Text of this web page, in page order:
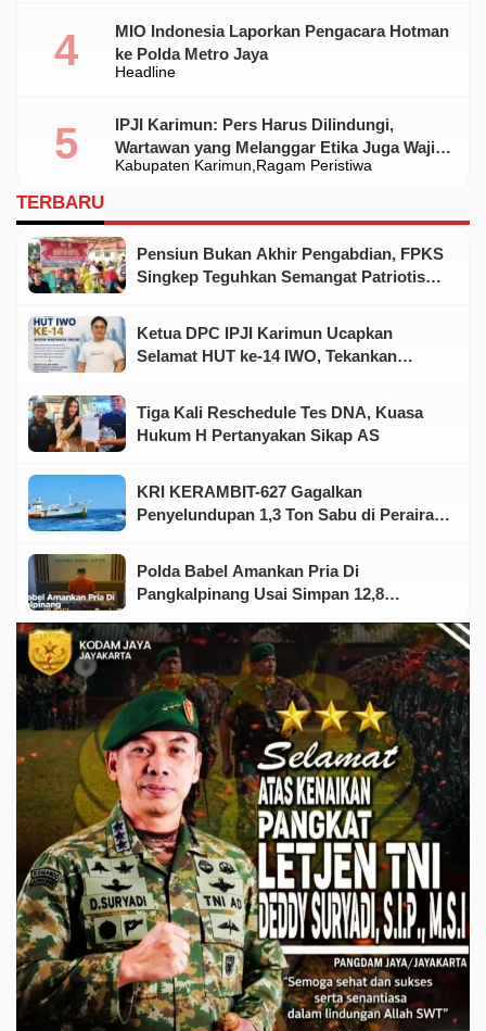
Headline
MIO Indonesia Laporkan Pengacara Hotman
ke Polda Metro Jaya
Kabupaten Karimun Ragam Peristiwa
IPJI Karimun: Pers Harus Dilindungi,
Wartawan yang Melanggar Etika Juga Wajib
Dikoreksi
TERBARU
Pensiun Bukan Akhir Pengabdian, FPKS
Singkep Teguhkan Semangat Patriotisme
Ketua DPC IPJI Karimun Ucapkan
Selamat HUT ke-14 IWO, Tekankan
Tiga Kali Reschedule Tes DNA, Kuasa
Hukum H Pertanyakan Sikap AS
KRI KERAMBIT-627 Gagalkan
Penyelundupan 1,3 Ton Sabu di Perairan
Polda Babel Amankan Pria Di
Pangkalpinang Usai Simpan 12,8